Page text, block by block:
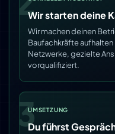
3UMSETZUNG
Du führst
Wir starten deine
Wir machen deinen
Baufachkräfte
Netzwerke, gezielte
vorqualifiziert.